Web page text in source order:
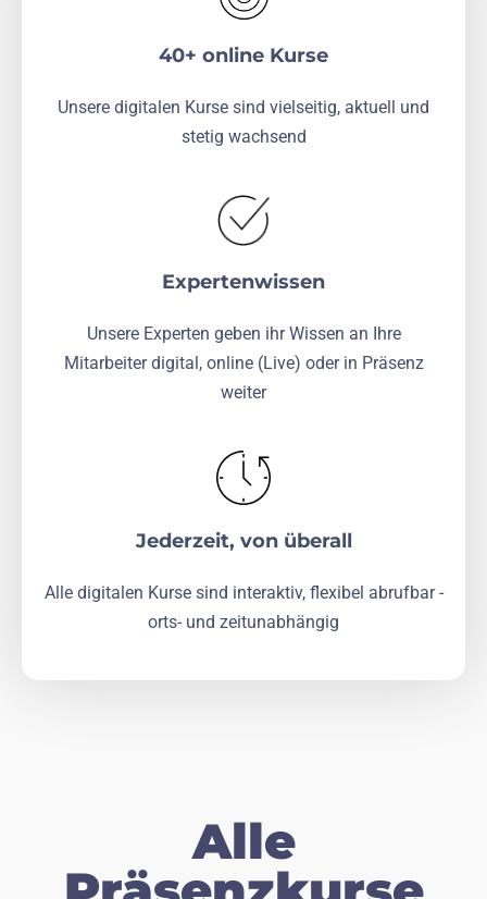
40+ online Kurse
Unsere digitalen Kurse sind vielseitig, aktuell und
stetig wachsend
Expertenwissen
Unsere Experten geben ihr Wissen an Ihre
Mitarbeiter digital, online (Live) oder in Präsenz
weiter
Jederzeit, von überall
Alle digitalen Kurse sind interaktiv, flexibel abrufbar -
orts- und zeitunabhängig
Alle